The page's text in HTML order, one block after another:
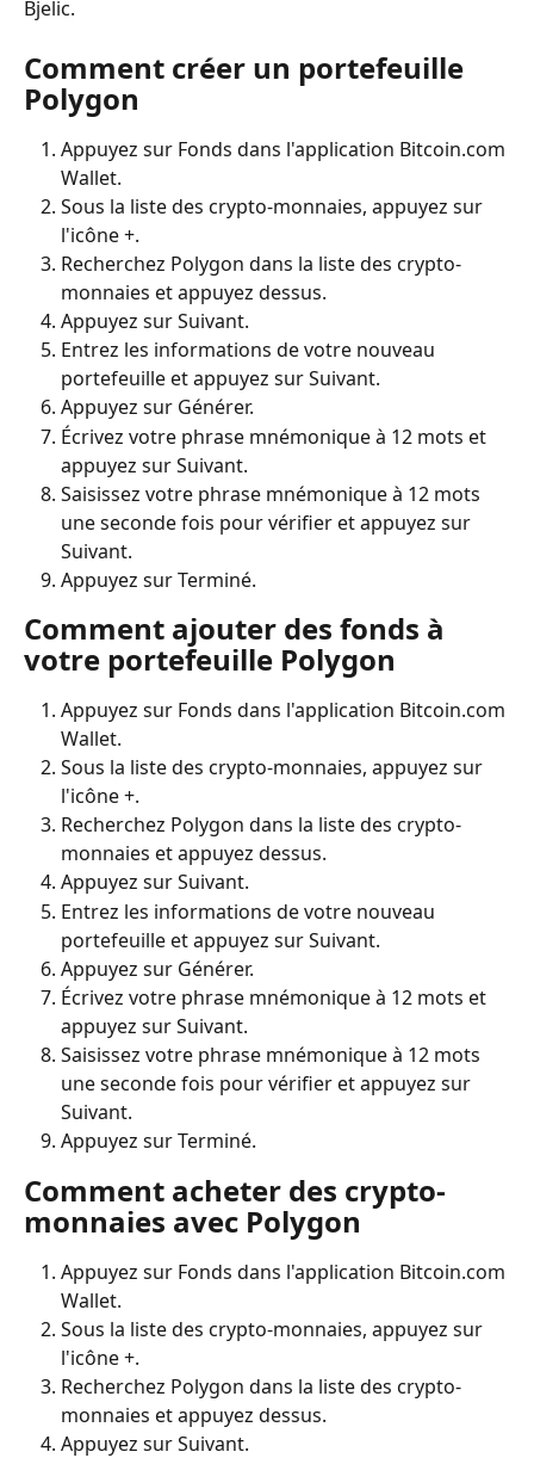
Bjelic.
Comment créer un portefeuille
Polygon
Appuyez sur Fonds dans l'application Bitcoin.com
Wallet.
Sous la liste des crypto-monnaies, appuyez sur
l'icône +.
Recherchez Polygon dans la liste des crypto-
monnaies et appuyez dessus.
Appuyez sur Suivant.
Entrez les informations de votre nouveau
portefeuille et appuyez sur Suivant.
Appuyez sur Générer.
Écrivez votre phrase mnémonique à 12 mots et
appuyez sur Suivant.
Saisissez votre phrase mnémonique à 12 mots
une seconde fois pour vérifier et appuyez sur
Suivant.
Appuyez sur Terminé.
Comment ajouter des fonds à
votre portefeuille Polygon
Appuyez sur Fonds dans l'application Bitcoin.com
Wallet.
Sous la liste des crypto-monnaies, appuyez sur
l'icône +.
Recherchez Polygon dans la liste des crypto-
monnaies et appuyez dessus.
Appuyez sur Suivant.
Entrez les informations de votre nouveau
portefeuille et appuyez sur Suivant.
Appuyez sur Générer.
Écrivez votre phrase mnémonique à 12 mots et
appuyez sur Suivant.
Saisissez votre phrase mnémonique à 12 mots
une seconde fois pour vérifier et appuyez sur
Suivant.
Appuyez sur Terminé.
Comment acheter des crypto-
monnaies avec Polygon
Appuyez sur Fonds dans l'application Bitcoin.com
Wallet.
Sous la liste des crypto-monnaies, appuyez sur
l'icône +.
Recherchez Polygon dans la liste des crypto-
monnaies et appuyez dessus.
Appuyez sur Suivant.